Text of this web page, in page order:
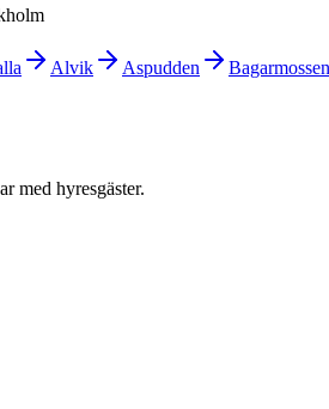
Alvik Aspudden
Bagarmossen
med hyresgäster.